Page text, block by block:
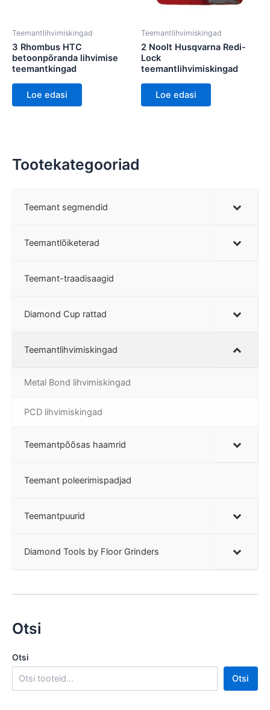
Teemantlihvimiskingad
3 Rhombus HTC
betoonpõranda lihvimise
teemantkingad
Loe edasi
Teemantlihvimiskingad
2 Noolt Husqvarna Redi-
Lock
teemantlihvimiskingad
Loe edasi
Tootekategooriad
Teemant segmendid
Teemantlõiketerad
Teemant-traadisaagid
Diamond Cup rattad
Teemantlihvimiskingad
Metal Bond lihvimiskingad
PCD lihvimiskingad
Teemantpõõsas haamrid
Teemant poleerimispadjad
Teemantpuurid
Diamond Tools by Floor Grinders
Otsi
Otsi
Otsi